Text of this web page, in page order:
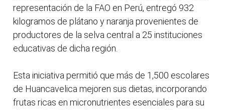
representación de la FAO en Perú, entregó 932
kilogramos de plátano y naranja provenientes de
productores de la selva central a 25 instituciones
educativas de dicha región.
Esta iniciativa permitió que más de 1,500 escolares
de Huancavelica mejoren sus dietas, incorporando
frutas ricas en micronutrientes esenciales para su